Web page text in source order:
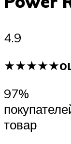
4.9
★★★★★
97%
товар